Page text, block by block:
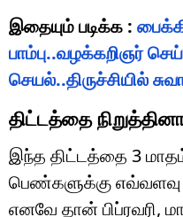
இதையும் படிக்க :
பாம்பு..வழக்கறிஞர்
செயல்..திருச்சியில்
திட்டத்தை
இந்த திட்டத்தை 3
பெண்களுக்கு
எனவே தான் பிப்ரவரி,